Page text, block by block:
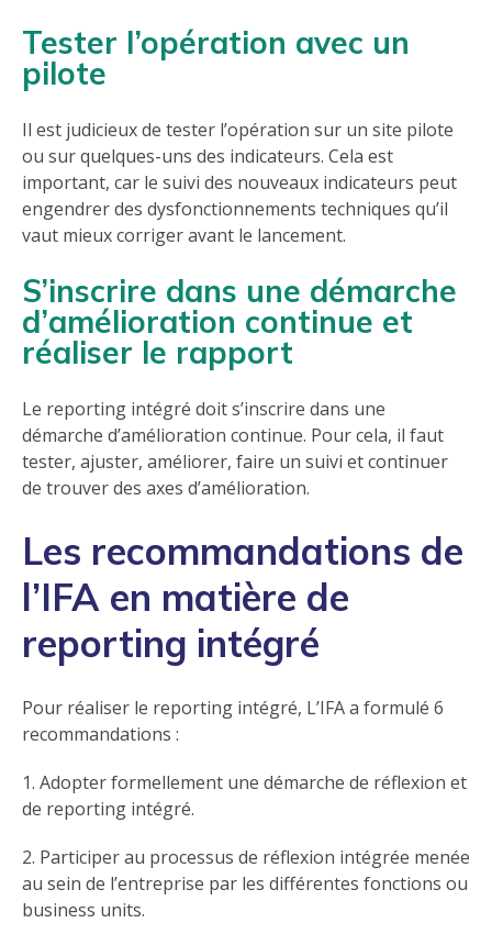
Tester l’opération avec un
pilote
Il est judicieux de tester l’opération sur un site pilote
ou sur quelques-uns des indicateurs. Cela est
important, car le suivi des nouveaux indicateurs peut
engendrer des dysfonctionnements techniques qu’il
vaut mieux corriger avant le lancement.
S’inscrire dans une démarche
d’amélioration continue et
réaliser le rapport
Le reporting intégré doit s’inscrire dans une
démarche d’amélioration continue. Pour cela, il faut
tester, ajuster, améliorer, faire un suivi et continuer
de trouver des axes d’amélioration.
Les recommandations de
l’IFA en matière de
reporting intégré
Pour réaliser le reporting intégré, L’IFA a formulé 6
recommandations :
1. Adopter formellement une démarche de réflexion et
de reporting intégré.
2. Participer au processus de réflexion intégrée menée
au sein de l’entreprise par les différentes fonctions ou
business units.